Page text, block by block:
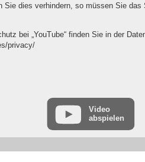
Sie dies verhindern, so müssen Sie
bei „YouTube“ finden Sie in der
privacy/
Video
abspielen